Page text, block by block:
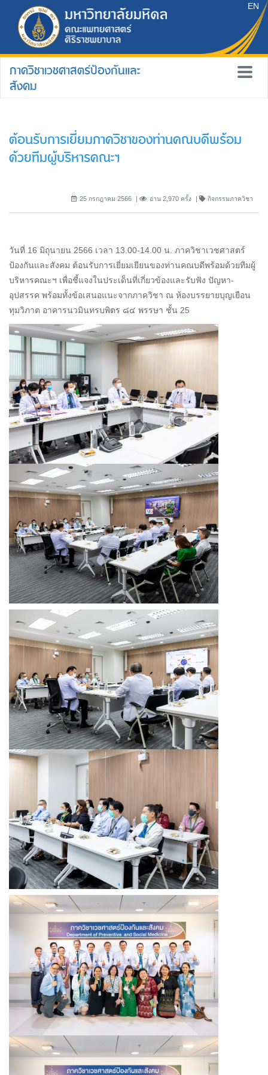
EN
ภาควิชาเวชศาสตร์ป้องกันและ
สังคม
ต้อนรับการเยี่ยมภาควิชาของท่านคณบดีพร้อม
ด้วยทีมผู้บริหารคณะฯ
25 กรกฎาคม 2566 อ่าน 2,970 ครั้ง กิจกรรมภาควิชา
วันที่ 16 มิถุนายน 2566 เวลา 13.00-14.00 น. ภาควิชาเวชศาสตร์
ป้องกันและสังคม ต้อนรับการเยี่ยมเยียนของท่านคณบดีพร้อมด้วยทีมผู้
บริหารคณะฯ เพื่อชี้แจงในประเด็นที่เกี่ยวข้องและรับฟัง ปัญหา-
อุปสรรค พร้อมทั้งข้อเสนอแนะจากภาควิชา ณ ห้องบรรยายบุญเยือน
ทุมวิภาต อาคารนวมินทรบพิตร ๘๔ พรรษา ชั้น 25